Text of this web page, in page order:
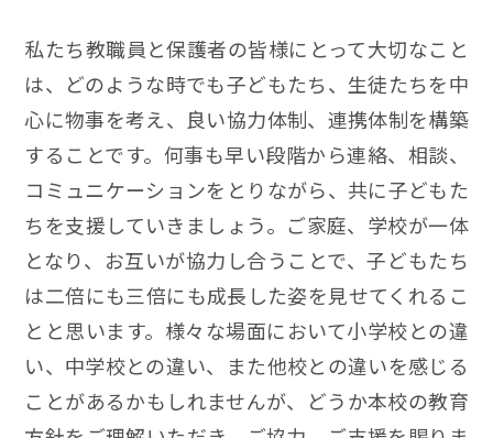
私たち教職員と保護者の皆様にとって大切なこと
は、どのような時でも子どもたち、生徒たちを中
心に物事を考え、良い協力体制、連携体制を構築
することです。何事も早い段階から連絡、相談、
コミュニケーションをとりながら、共に子どもた
ちを支援していきましょう。ご家庭、学校が一体
となり、お互いが協力し合うことで、子どもたち
は二倍にも三倍にも成長した姿を見せてくれるこ
とと思います。様々な場面において小学校との違
い、中学校との違い、また他校との違いを感じる
ことがあるかもしれませんが、どうか本校の教育